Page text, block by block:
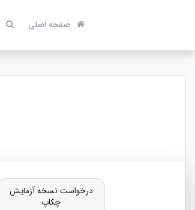
صفحه اصلی
درخواست نسخه آزمایش
چکاپ